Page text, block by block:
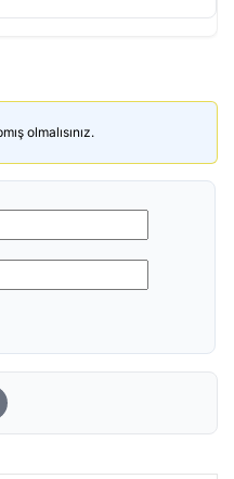
olmalısınız.